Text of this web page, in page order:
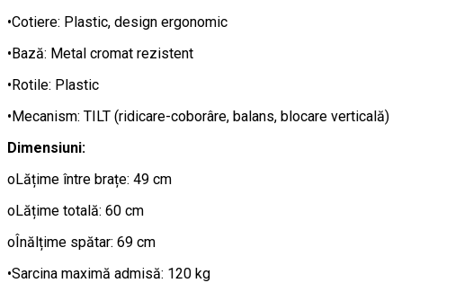
•Cotiere: Plastic, design ergonomic
•Bază: Metal cromat rezistent
•Rotile: Plastic
•Mecanism: TILT (ridicare-coborâre, balans, blocare verticală)
Dimensiuni:
oLățime între brațe: 49 cm
oLățime totală: 60 cm
oÎnălțime spătar: 69 cm
•Sarcina maximă admisă: 120 kg